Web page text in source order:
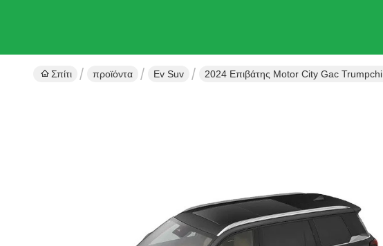
Σπίτι προϊόντα Ev Suv 2024 Επιβάτης Motor City Gac Trumpchi